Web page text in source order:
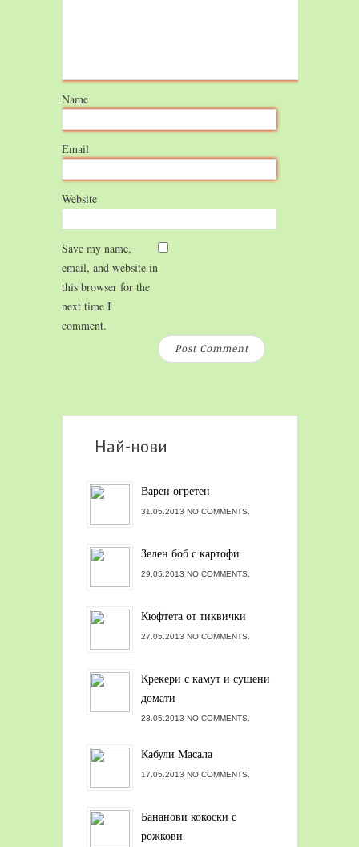
Name
Email
Website
Save my name,
email, and website in
this browser for the
next time I
comment.
Най-нови
Варен огретен
31.05.2013 NO COMMENTS.
Зелен боб с картофи
29.05.2013 NO COMMENTS.
Кюфтета от тиквички
27.05.2013 NO COMMENTS.
Крекери с камут и сушени
домати
23.05.2013 NO COMMENTS.
Кабули Масала
17.05.2013 NO COMMENTS.
Бананови кокоски с
рожкови